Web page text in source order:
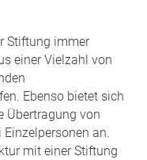
Stiftung immer
einer Vielzahl von
Ebenso bietet sich
Übertragung von
an.
mit einer Stiftung